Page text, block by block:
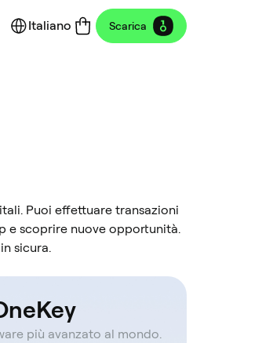
Italiano Scarica
Puoi effettuare transazioni
e scoprire nuove opportunità.
sicura.
più avanzato al mondo.